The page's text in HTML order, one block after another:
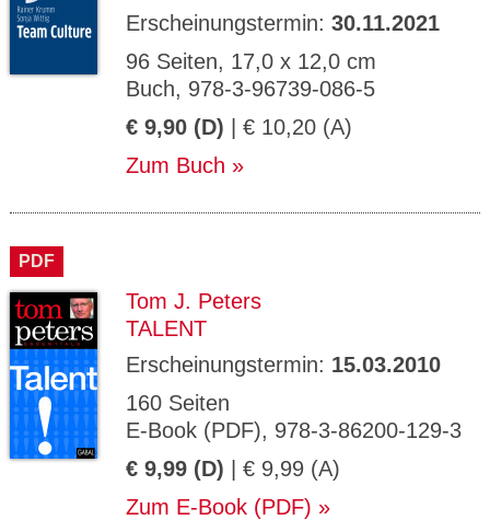
Erscheinungstermin: 30.11.2021
96 Seiten, 17,0 x 12,0 cm
Buch, 978-3-96739-086-5
€ 9,90 (D) | € 10,20 (A)
Zum Buch
PDF
Tom J. Peters
TALENT
Erscheinungstermin: 15.03.2010
160 Seiten
E-Book (PDF), 978-3-86200-129-3
€ 9,99 (D) | € 9,99 (A)
Zum E-Book (PDF)